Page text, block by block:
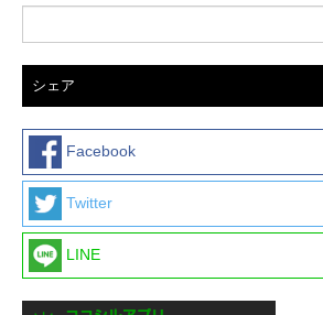
シェア
Facebook
Twitter
LINE